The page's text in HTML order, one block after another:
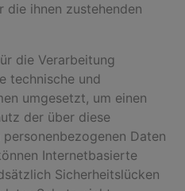
die ihnen zustehenden
die Verarbeitung
technische und
umgesetzt, um einen
der über diese
Daten
Internetbasierte
Sicherheitslücken